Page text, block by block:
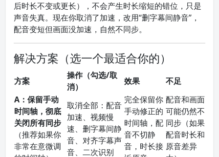
后时长不变或更长），不会产生时长缩短的错位，只是
声音失真。现在你取消了加速，改用“删字幕间静音”，
配音变短但画面没加速，自然不同步。
解决方案（选一个最适合你的）
方案
操作（勾选/取
消）
效果
不足
A：保留手动
时间轴，彻底
关闭所有同步
（推荐如果你
非常在意微调
取消全部：配音
加速、视频慢
速、删字幕间静
音、对齐字幕声
音、二次识别
完全保留你
手动修正的
时间轴，配
音不切静
音，时长接
配音和画面
可能仍然不
同步（如果
配音时长和
原音差异